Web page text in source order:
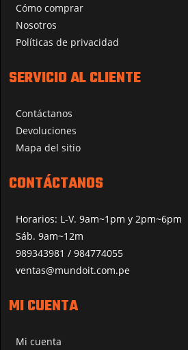
Cómo comprar
Nosotros
Políticas de privacidad
SERVICIO AL CLIENTE
Contáctanos
Devoluciones
Mapa del sitio
CONTÁCTANOS
Horarios: L-V. 9am~1pm y 2pm~6pm
Sáb. 9am~12m
989343981 / 984774055
ventas@mundoit.com.pe
MI CUENTA
Mi cuenta